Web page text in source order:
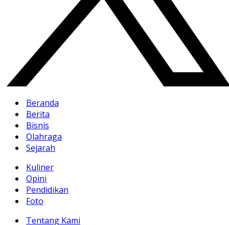
Beranda
Berita
Bisnis
Olahraga
Sejarah
Kuliner
Opini
Pendidikan
Foto
Tentang Kami